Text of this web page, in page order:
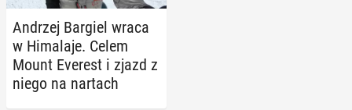
Andrzej Bargiel wraca
w Hi­ma­la­je. Celem
Mount Everest i zjazd z
niego na nartach